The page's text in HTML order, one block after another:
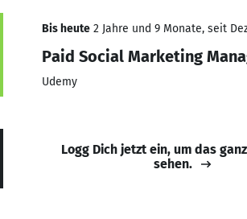
Bis heute 2 Jahre und 9 Monate, seit
Paid Social Marketing
Udemy
Logg Dich jetzt ein, um das
sehen.